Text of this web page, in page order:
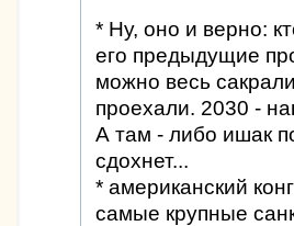
* Ну, оно и верно:
его предыдущие
можно весь
проехали. 2030 -
А там - либо ишак
сдохнет...
* американский
самые крупные